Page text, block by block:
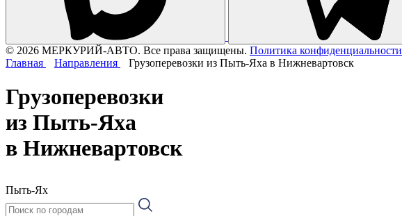
© 2026 МЕРКУРИЙ-АВТО. Все права защищены. Политика конфиденциальности
Главная
Направления Грузоперевозки из Пыть-Яха в Нижневартовск
Грузоперевозки
из Пыть-Яха
в Нижневартовск
Пыть-Ях